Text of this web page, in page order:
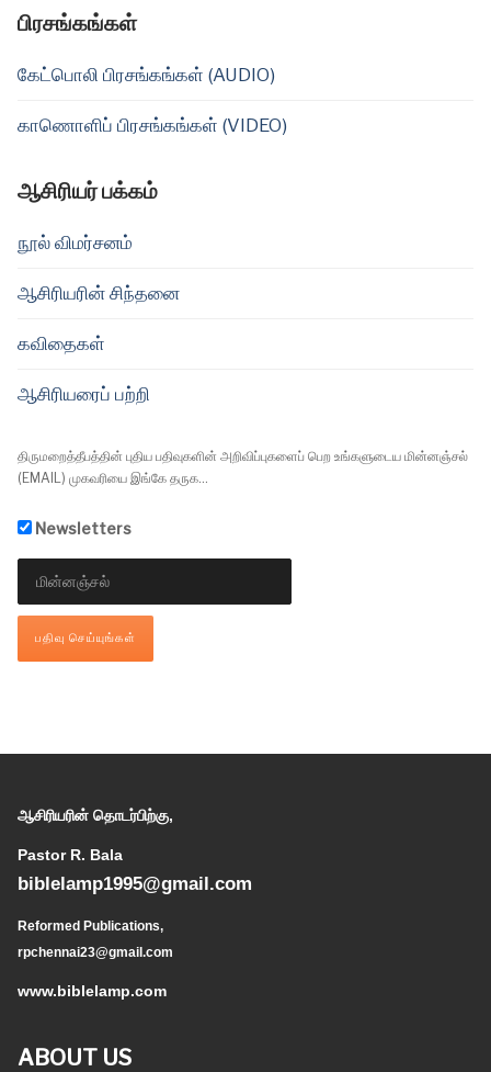
பிரசங்கங்கள்
கேட்பொலி பிரசங்கங்கள் (AUDIO)
காணொளிப் பிரசங்கங்கள் (VIDEO)
ஆசிரியர் பக்கம்
நூல் விமர்சனம்
ஆசிரியரின் சிந்தனை
கவிதைகள்
ஆசிரியரைப் பற்றி
திருமறைத்தீபத்தின் புதிய பதிவுகளின் அறிவிப்புகளைப் பெற உங்களுடைய மின்னஞ்சல்
(EMAIL) முகவரியை இங்கே தருக...
Newsletters
ஆசிரியரின் தொடர்பிற்கு,
Pastor R. Bala
biblelamp1995@gmail.com
Reformed Publications,
rpchennai23@gmail.com
www.biblelamp.com
ABOUT US